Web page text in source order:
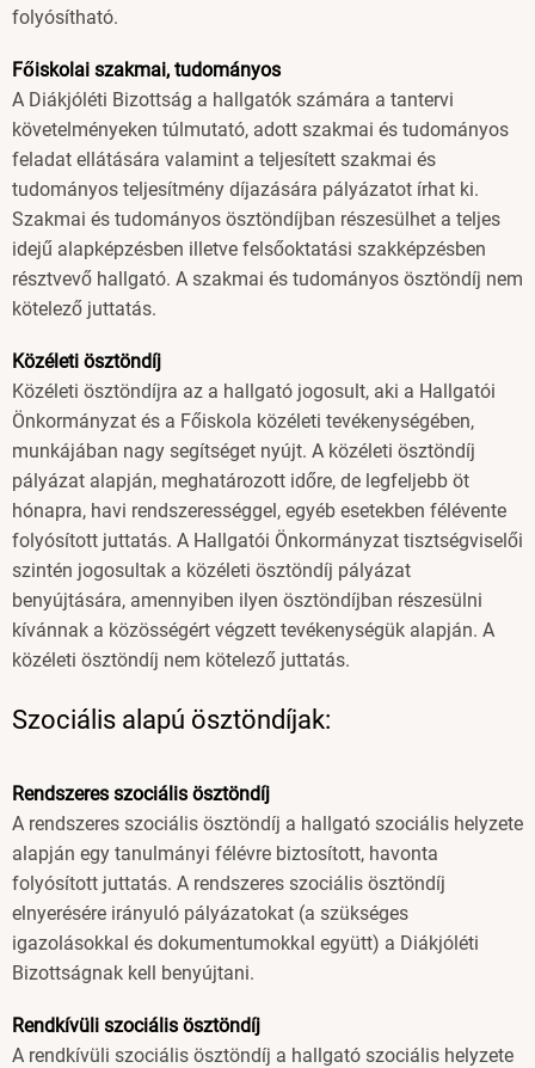
folyósítható.
Főiskolai szakmai, tudományos
A Diákjóléti Bizottság a hallgatók számára a tantervi
követelményeken túlmutató, adott szakmai és tudományos
feladat ellátására valamint a teljesített szakmai és
tudományos teljesítmény díjazására pályázatot írhat ki.
Szakmai és tudományos ösztöndíjban részesülhet a teljes
idejű alapképzésben illetve felsőoktatási szakképzésben
résztvevő hallgató. A szakmai és tudományos ösztöndíj nem
kötelező juttatás.
Közéleti ösztöndíj
Közéleti ösztöndíjra az a hallgató jogosult, aki a Hallgatói
Önkormányzat és a Főiskola közéleti tevékenységében,
munkájában nagy segítséget nyújt. A közéleti ösztöndíj
pályázat alapján, meghatározott időre, de legfeljebb öt
hónapra, havi rendszerességgel, egyéb esetekben félévente
folyósított juttatás. A Hallgatói Önkormányzat tisztségviselői
szintén jogosultak a közéleti ösztöndíj pályázat
benyújtására, amennyiben ilyen ösztöndíjban részesülni
kívánnak a közösségért végzett tevékenységük alapján. A
közéleti ösztöndíj nem kötelező juttatás.
Szociális alapú ösztöndíjak:
Rendszeres szociális ösztöndíj
A rendszeres szociális ösztöndíj a hallgató szociális helyzete
alapján egy tanulmányi félévre biztosított, havonta
folyósított juttatás. A rendszeres szociális ösztöndíj
elnyerésére irányuló pályázatokat (a szükséges
igazolásokkal és dokumentumokkal együtt) a Diákjóléti
Bizottságnak kell benyújtani.
Rendkívüli szociális ösztöndíj
A rendkívüli szociális ösztöndíj a hallgató szociális helyzete